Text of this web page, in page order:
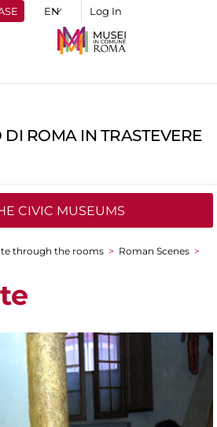
Log In
DI ROMA IN TRASTEVERE
CIVIC MUSEUMS
through the rooms > Roman Scenes >